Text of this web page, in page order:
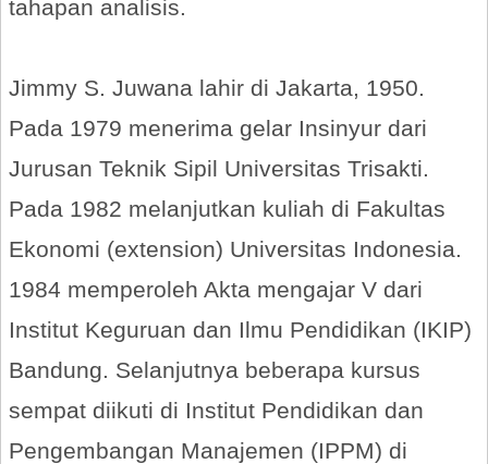
tahapan analisis.
Jimmy S. Juwana lahir di Jakarta, 1950.
Pada 1979 menerima gelar Insinyur dari
Jurusan Teknik Sipil Universitas Trisakti.
Pada 1982 melanjutkan kuliah di Fakultas
Ekonomi (extension) Universitas Indonesia.
1984 memperoleh Akta mengajar V dari
Institut Keguruan dan Ilmu Pendidikan (IKIP)
Bandung. Selanjutnya beberapa kursus
sempat diikuti di Institut Pendidikan dan
Pengembangan Manajemen (IPPM) di